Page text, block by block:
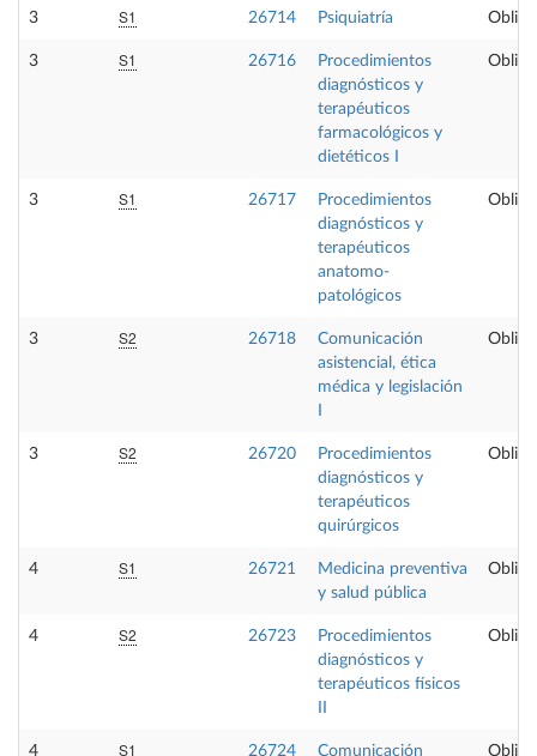
3 S1 26714 Psiquiatría
3 S1 26716
Procedimientos
diagnósticos y
terapéuticos
farmacológicos y
dietéticos I
3 S1 26717
Procedimientos
diagnósticos y
terapéuticos
anatomo-
patológicos
3 S2 26718
Comunicación
asistencial, ética
médica y legislación
3 S2 26720
Procedimientos
diagnósticos y
terapéuticos
quirúrgicos
4 S1 26721
Medicina preventiva
y salud pública
4 S2 26723
Procedimientos
diagnósticos y
terapéuticos físicos
4 S1 26724 Comunicación